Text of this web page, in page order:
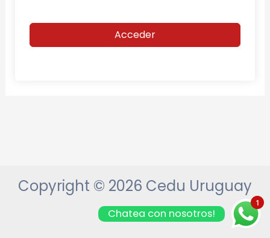
Acceder
Copyright © 2026 Cedu Uruguay
1
Chatea con nosotros!